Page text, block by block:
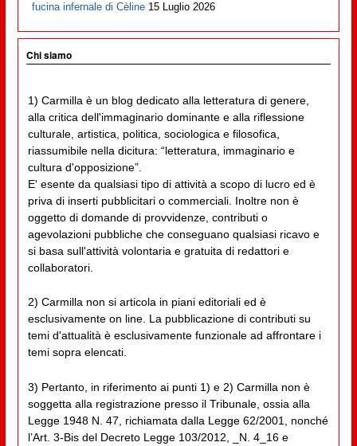
fucina infernale di Cèline 15 Luglio 2026
Chi siamo
1) Carmilla è un blog dedicato alla letteratura di genere,
alla critica dell'immaginario dominante e alla riflessione
culturale, artistica, politica, sociologica e filosofica,
riassumibile nella dicitura: “letteratura, immaginario e
cultura d'opposizione”.
E' esente da qualsiasi tipo di attività a scopo di lucro ed è
priva di inserti pubblicitari o commerciali. Inoltre non è
oggetto di domande di provvidenze, contributi o
agevolazioni pubbliche che conseguano qualsiasi ricavo e
si basa sull'attività volontaria e gratuita di redattori e
collaboratori.
2) Carmilla non si articola in piani editoriali ed è
esclusivamente on line. La pubblicazione di contributi su
temi d'attualità è esclusivamente funzionale ad affrontare i
temi sopra elencati.
3) Pertanto, in riferimento ai punti 1) e 2) Carmilla non è
soggetta alla registrazione presso il Tribunale, ossia alla
Legge 1948 N. 47, richiamata dalla Legge 62/2001, nonché
l’Art. 3-Bis del Decreto Legge 103/2012, _N. 4_16 e